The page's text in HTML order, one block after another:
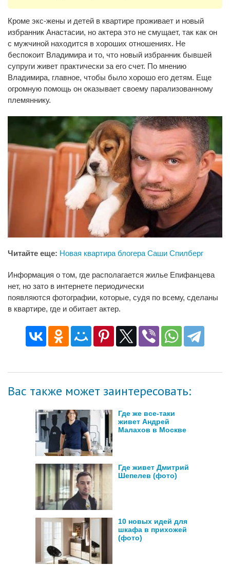
Кроме экс-жены и детей в квартире проживает и новый
избранник Анастасии, но актера это не смущает, так как он
с мужчиной находится в хороших отношениях. Не
беспокоит Владимира и то, что новый избранник бывшей
супруги живет практически за его счет. По мнению
Владимира, главное, чтобы было хорошо его детям. Еще
огромную помощь он оказывает своему парализованному
племяннику.
Читайте еще: Новая квартира блогера Саши Спилберг
Информация о том, где располагается жилье Епифанцева
нет, но зато в интернете периодически
появляются фотографии, которые, судя по всему, сделаны
в квартире, где и обитает актер.
Вас также может заинтересовать:
Где же все-таки
живет Андрей
Малахов в Москве
Где живет Дмитрий
Шепелев (фото)
10 новых идей для
шкафа в прихожей
(фото)